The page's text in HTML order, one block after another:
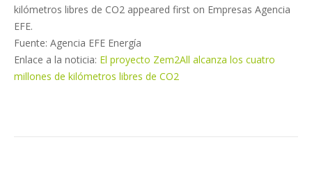
kilómetros libres de CO2 appeared first on Empresas Agencia
EFE.
Fuente: Agencia EFE Energía
Enlace a la noticia: El proyecto Zem2All alcanza los cuatro
millones de kilómetros libres de CO2